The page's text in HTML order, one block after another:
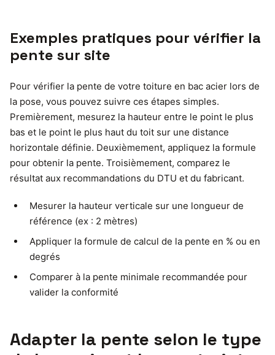
Exemples pratiques pour vérifier la
pente sur site
Pour vérifier la pente de votre toiture en bac acier lors de
la pose, vous pouvez suivre ces étapes simples.
Premièrement, mesurez la hauteur entre le point le plus
bas et le point le plus haut du toit sur une distance
horizontale définie. Deuxièmement, appliquez la formule
pour obtenir la pente. Troisièmement, comparez le
résultat aux recommandations du DTU et du fabricant.
Mesurer la hauteur verticale sur une longueur de
référence (ex : 2 mètres)
Appliquer la formule de calcul de la pente en % ou en
degrés
Comparer à la pente minimale recommandée pour
valider la conformité
Adapter la pente selon le type